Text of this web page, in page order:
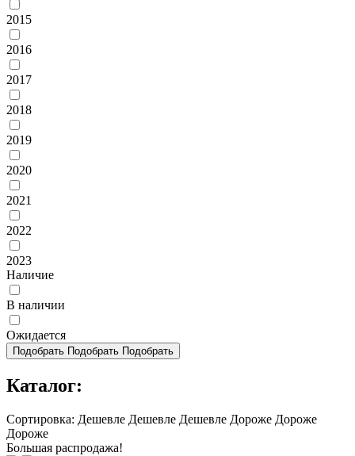
2015
2016
2017
2018
2019
2020
2021
2022
2023
Наличие
В наличии
Ожидается
Подобрать Подобрать Подобрать
Каталог:
Сортировка: Дешевле Дешевле Дешевле Дороже Дороже
Дороже
Большая распродажа!